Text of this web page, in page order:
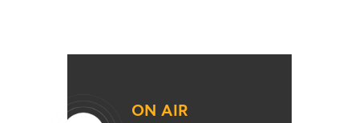
ON AIR